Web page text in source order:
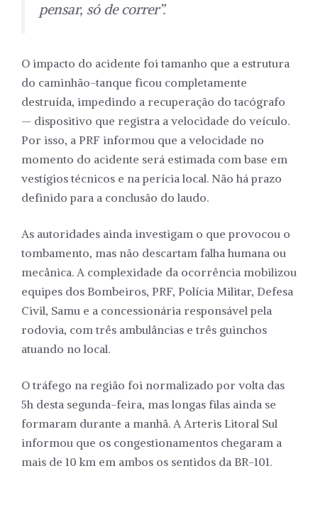
pensar, só de correr”.
O impacto do acidente foi tamanho que a estrutura
do caminhão-tanque ficou completamente
destruída, impedindo a recuperação do tacógrafo
— dispositivo que registra a velocidade do veículo.
Por isso, a PRF informou que a velocidade no
momento do acidente será estimada com base em
vestígios técnicos e na perícia local. Não há prazo
definido para a conclusão do laudo.
As autoridades ainda investigam o que provocou o
tombamento, mas não descartam falha humana ou
mecânica. A complexidade da ocorrência mobilizou
equipes dos Bombeiros, PRF, Polícia Militar, Defesa
Civil, Samu e a concessionária responsável pela
rodovia, com três ambulâncias e três guinchos
atuando no local.
O tráfego na região foi normalizado por volta das
5h desta segunda-feira, mas longas filas ainda se
formaram durante a manhã. A Arteris Litoral Sul
informou que os congestionamentos chegaram a
mais de 10 km em ambos os sentidos da BR-101.